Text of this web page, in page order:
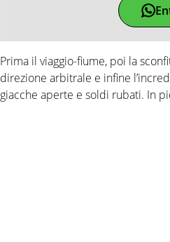
Prima il viaggio-fiume, poi la
direzione arbitrale e infine
giacche aperte e soldi rubati. In